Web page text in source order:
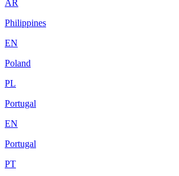
AR
Philippines
EN
Poland
PL
Portugal
EN
Portugal
PT